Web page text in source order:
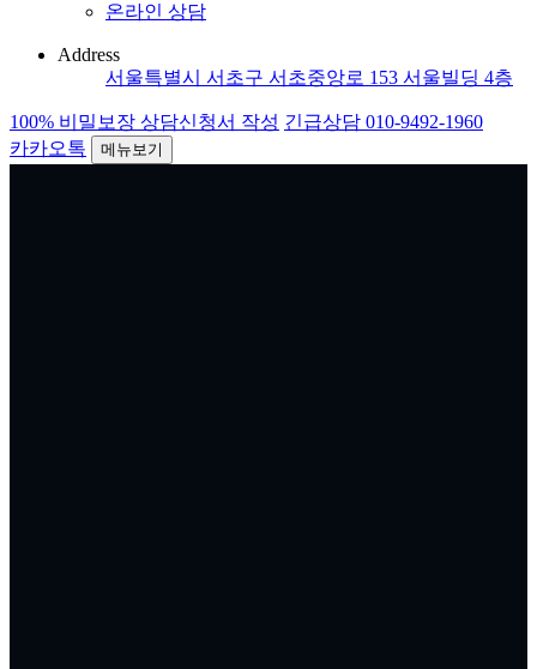
온라인 상담
Address
서울특별시 서초구 서초중앙로 153 서울빌딩 4층
100% 비밀보장 상담신청서 작성 긴급상담 010-9492-1960
카카오톡
메뉴보기